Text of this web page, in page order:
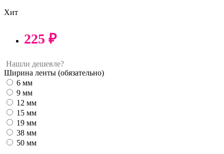
Хит
225 ₽
Нашли дешевле?
Ширина ленты (обязательно)
6 мм
9 мм
12 мм
15 мм
19 мм
38 мм
50 мм